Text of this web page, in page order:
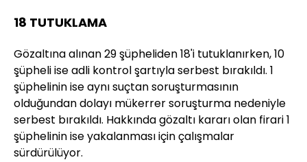
18 TUTUKLAMA
Gözaltına alınan 29 şüpheliden 18'i tutuklanırken, 10
şüpheli ise adli kontrol şartıyla serbest bırakıldı. 1
şüphelinin ise aynı suçtan soruşturmasının
olduğundan dolayı mükerrer soruşturma nedeniyle
serbest bırakıldı. Hakkında gözaltı kararı olan firari 1
şüphelinin ise yakalanması için çalışmalar
sürdürülüyor.